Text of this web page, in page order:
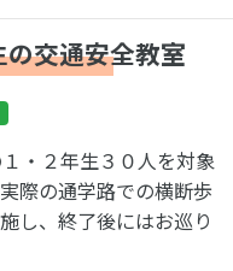
交通安全教室
・２年生３０人を対象
際の通学路での横断歩
し、終了後にはお巡り